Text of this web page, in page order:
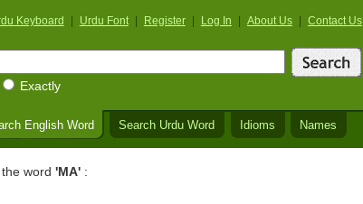
Keyboard Urdu Font Register Log In About Us Contact Us
Exactly
English Word Search Urdu Word Idioms Names
word 'MA':